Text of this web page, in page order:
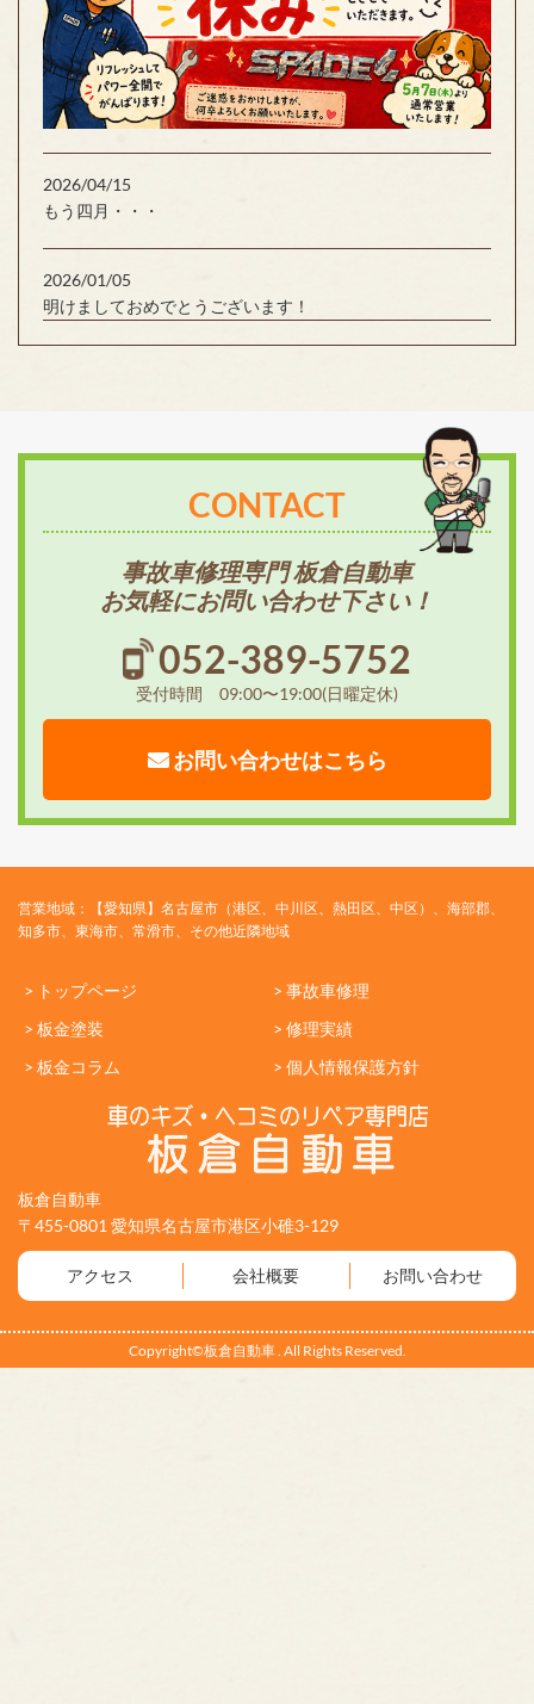
2026/04/15
もう四月・・・
2026/01/05
明けましておめでとうございます！
CONTACT
事故車修理専門 板倉自動車
お気軽にお問い合わせ下さい！
052-389-5752
受付時間 09:00〜19:00(日曜定休)
お問い合わせはこちら
営業地域：【愛知県】名古屋市（港区、中川区、熱田区、中区）、海部郡、
知多市、東海市、常滑市、その他近隣地域
> トップページ
> 事故車修理
> 板金塗装
> 修理実績
> 板金コラム
> 個人情報保護方針
板倉自動車
〒455-0801 愛知県名古屋市港区小碓3-129
アクセス 会社概要 お問い合わせ
Copyright©板倉自動車 . All Rights Reserved.